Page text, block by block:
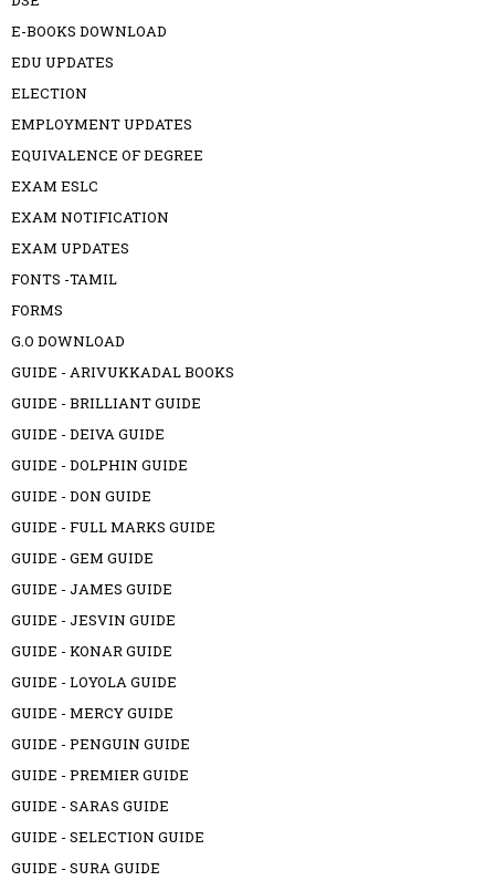
E-BOOKS DOWNLOAD
EDU UPDATES
ELECTION
EMPLOYMENT UPDATES
EQUIVALENCE OF DEGREE
EXAM ESLC
EXAM NOTIFICATION
EXAM UPDATES
FONTS -TAMIL
FORMS
G.O DOWNLOAD
GUIDE - ARIVUKKADAL BOOKS
GUIDE - BRILLIANT GUIDE
GUIDE - DEIVA GUIDE
GUIDE - DOLPHIN GUIDE
GUIDE - DON GUIDE
GUIDE - FULL MARKS GUIDE
GUIDE - GEM GUIDE
GUIDE - JAMES GUIDE
GUIDE - JESVIN GUIDE
GUIDE - KONAR GUIDE
GUIDE - LOYOLA GUIDE
GUIDE - MERCY GUIDE
GUIDE - PENGUIN GUIDE
GUIDE - PREMIER GUIDE
GUIDE - SARAS GUIDE
GUIDE - SELECTION GUIDE
GUIDE - SURA GUIDE